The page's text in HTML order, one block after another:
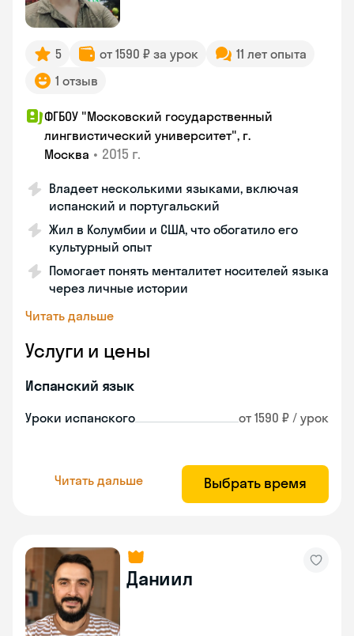
5 от 1590 ₽ за урок
11 лет опыта
1 отзыв
ФГБОУ "Московский государственный
лингвистический университет", г.
Москва • 2015 г.
Владеет несколькими языками, включая
испанский и португальский
Жил в Колумбии и США, что обогатило его
культурный опыт
Помогает понять менталитет носителей языка
через личные истории
Читать дальше
Услуги и цены
Испанский язык
Уроки испанского от 1590 ₽ / урок
Читать дальше Выбрать время
Даниил